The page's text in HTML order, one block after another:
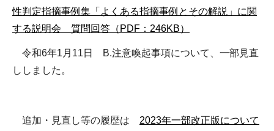
性判定指摘事例集「よくある指摘事例とその解説」に関
する説明会 質問回答（PDF：246KB）
令和6年1月11日 B.注意喚起事項について、一部見直
ししました。
追加・見直し等の履歴は 2023年一部改正版について